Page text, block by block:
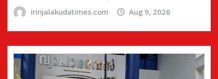
irinjalakudatimes.com Aug 9, 2026